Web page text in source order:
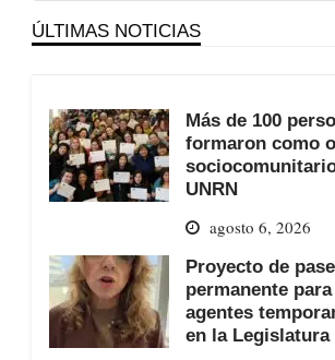
ÚLTIMAS NOTICIAS
Más de 100
formaron como
UNRN
agosto 6, 2026
Proyecto de
permanente para
agentes
en la Legislatura